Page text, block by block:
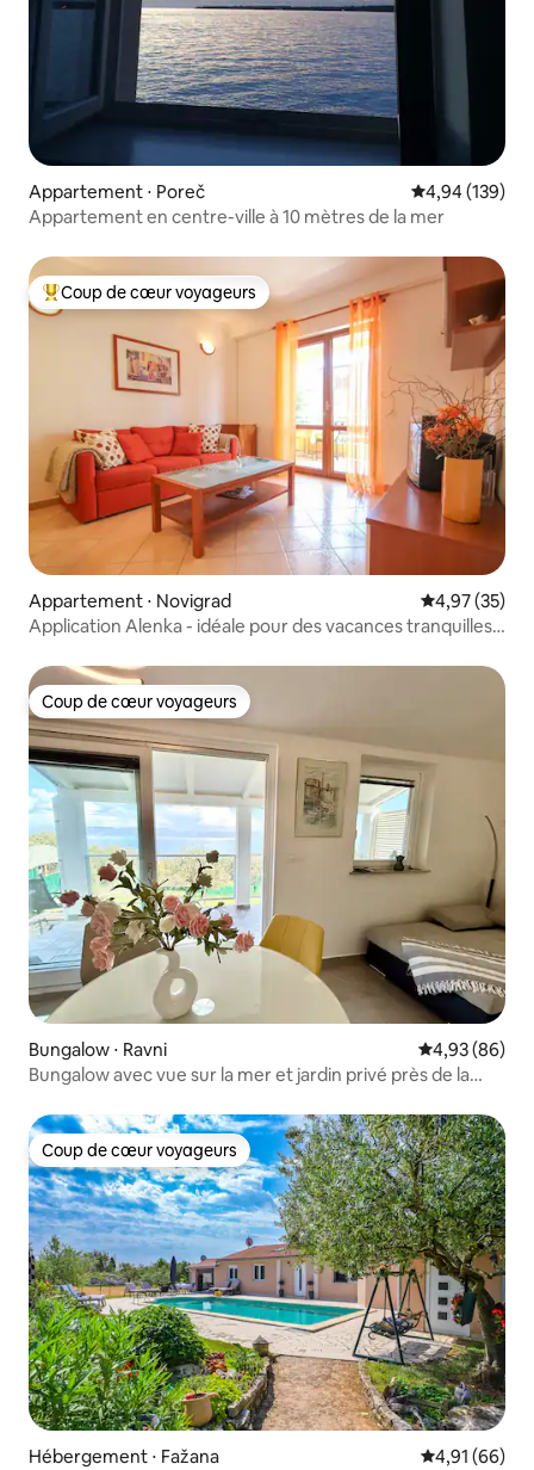
Appartement ⋅ Poreč Évaluation
4,94 (139)
Appartement en centre-ville à 10 mètres de la mer
Coups de cœur voyageurs les plus appréciés
Coup de cœur voyageurs
Appartement ⋅ Novigrad Évaluation
4,97 (35)
Application Alenka - idéale pour des vacances tranquilles
Coup de cœur voyageurs
Coup de cœur voyageurs
Bungalow ⋅ Ravni Évaluation
4,93 (86)
Bungalow avec vue sur la mer et jardin privé près de la
Coup de cœur voyageurs
Coup de cœur voyageurs
Hébergement ⋅ Fažana Évaluation
4,91 (66)